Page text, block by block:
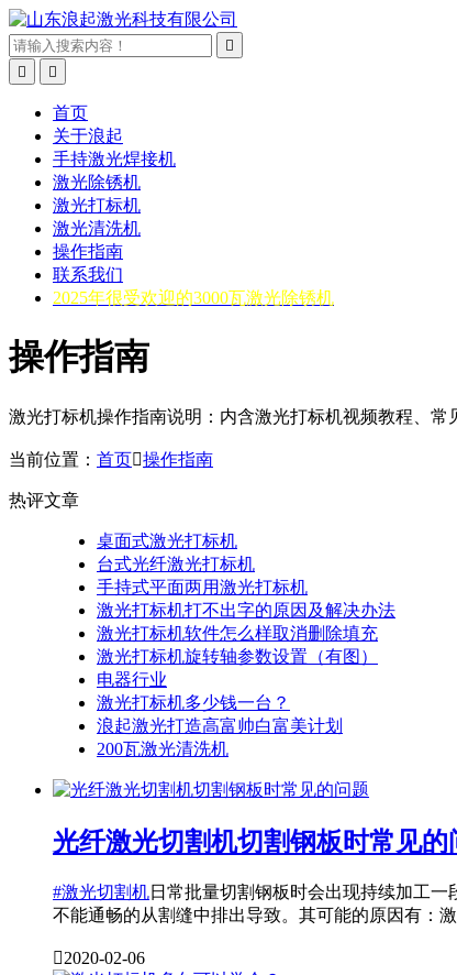



首页
关于浪起
手持激光焊接机
激光除锈机
激光打标机
激光清洗机
操作指南
联系我们
2025年很受欢迎的3000瓦激光除锈机
操作指南
激光打标机操作指南说明：内含激光打标机视频教程、常
当前位置： 首页操作指南
热评文章
桌面式激光打标机
台式光纤激光打标机
手持式平面两用激光打标机
激光打标机打不出字的原因及解决办法
激光打标机软件怎么样取消删除填充
激光打标机旋转轴参数设置（有图）
电器行业
激光打标机多少钱一台？
浪起激光打造高富帅白富美计划
200瓦激光清洗机
光纤激光切割机切割钢板时常见的
#激光切割机日常批量切割钢板时会出现持续加工
不能通畅的从割缝中排出导致。其可能的原因有：
2020-02-06